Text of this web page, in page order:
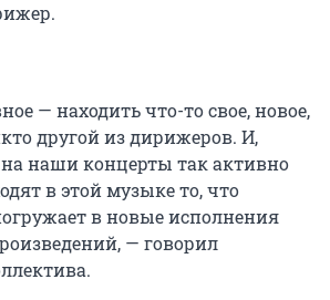
— находить что-то свое, новое,
другой из дирижеров. И,
на наши концерты так активно
в этой музыке то, что
в новые исполнения
— говорил